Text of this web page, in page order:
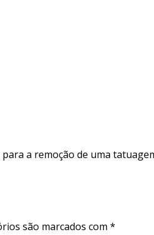
a remoção de uma
são marcados com *